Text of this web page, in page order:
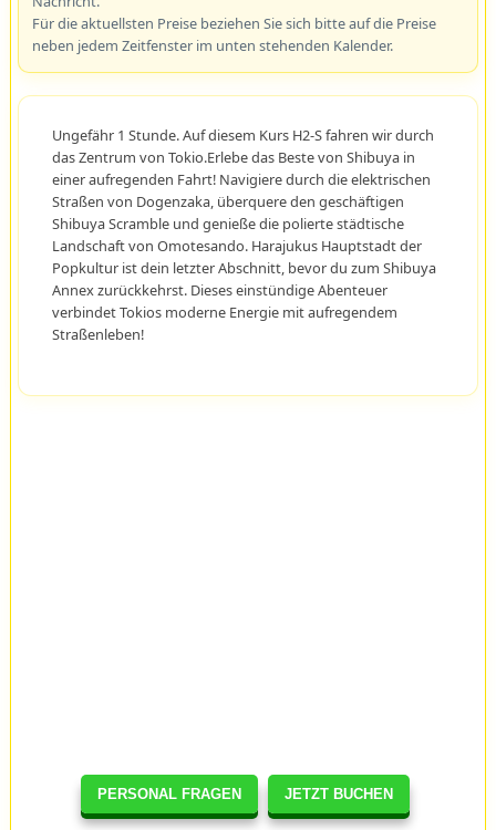
PERSONAL FRAGEN JETZT BUCHEN
Für die aktuellsten Preise beziehen Sie sich bitte auf die Preise
neben jedem Zeitfenster im unten stehenden Kalender.
Ungefähr 1 Stunde. Auf diesem Kurs H2-S fahren wir durch
das Zentrum von Tokio.Erlebe das Beste von Shibuya in
einer aufregenden Fahrt! Navigiere durch die elektrischen
Straßen von Dogenzaka, überquere den geschäftigen
Shibuya Scramble und genieße die polierte städtische
Landschaft von Omotesando. Harajukus Hauptstadt der
Popkultur ist dein letzter Abschnitt, bevor du zum Shibuya
Annex zurückkehrst. Dieses einstündige Abenteuer
verbindet Tokios moderne Energie mit aufregendem
Straßenleben!